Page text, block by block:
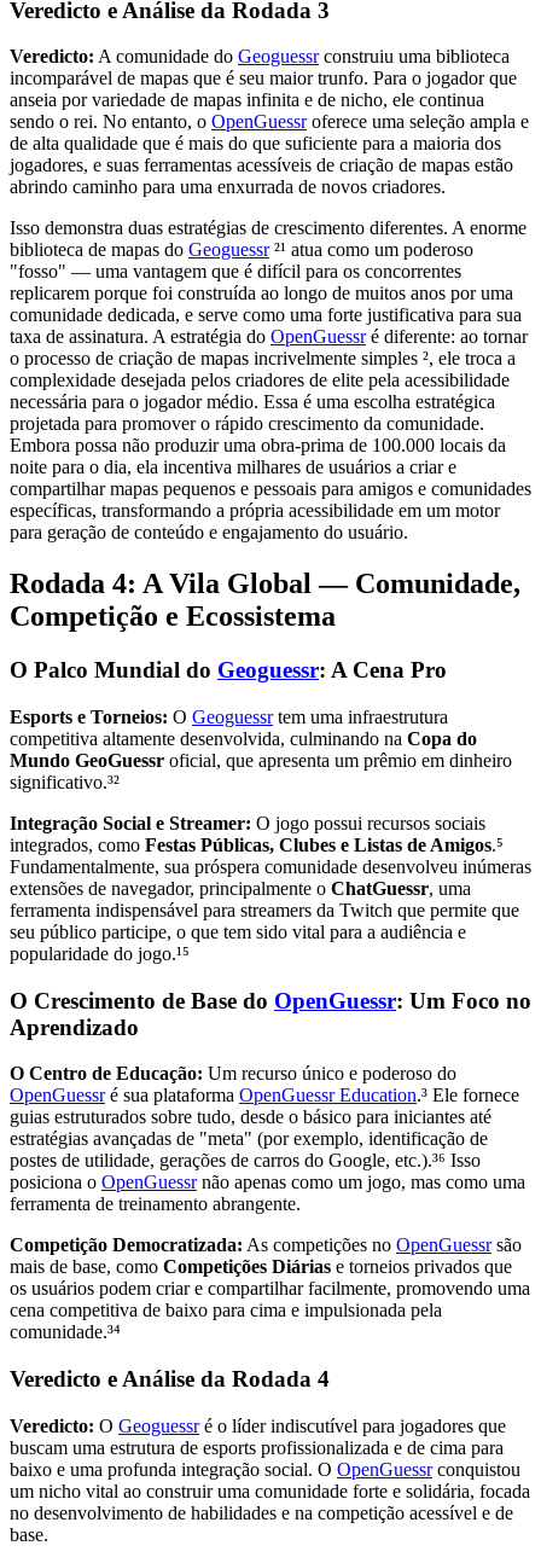
Veredicto e Análise da Rodada 3
Veredicto: A comunidade do Geoguessrconstruiu uma biblioteca
incomparável de mapas que é seu maior trunfo. Para o jogador que
anseia por variedade de mapas infinita e de nicho, ele continua
sendo o rei. No entanto, o OpenGuessroferece uma seleção ampla e
de alta qualidade que é mais do que suficiente para a maioria dos
jogadores, e suas ferramentas acessíveis de criação de mapas estão
abrindo caminho para uma enxurrada de novos criadores.
Isso demonstra duas estratégias de crescimento diferentes. A enorme
biblioteca de mapas do Geoguessr²¹ atua como um poderoso
"fosso" — uma vantagem que é difícil para os concorrentes
replicarem porque foi construída ao longo de muitos anos por uma
comunidade dedicada, e serve como uma forte justificativa para sua
taxa de assinatura. A estratégia do OpenGuessré diferente: ao tornar
o processo de criação de mapas incrivelmente simples ², ele troca a
complexidade desejada pelos criadores de elite pela acessibilidade
necessária para o jogador médio. Essa é uma escolha estratégica
projetada para promover o rápido crescimento da comunidade.
Embora possa não produzir uma obra-prima de 100.000 locais da
noite para o dia, ela incentiva milhares de usuários a criar e
compartilhar mapas pequenos e pessoais para amigos e comunidades
específicas, transformando a própria acessibilidade em um motor
para geração de conteúdo e engajamento do usuário.
Rodada 4: A Vila Global — Comunidade,
Competição e Ecossistema
O Palco Mundial do Geoguessr: A Cena Pro
Esports e Torneios: O Geoguessrtem uma infraestrutura
competitiva altamente desenvolvida, culminando na Copa do
Mundo GeoGuessr oficial, que apresenta um prêmio em dinheiro
significativo.³²
Integração Social e Streamer: O jogo possui recursos sociais
integrados, como Festas Públicas, Clubes e Listas de Amigos.⁵
Fundamentalmente, sua próspera comunidade desenvolveu inúmeras
extensões de navegador, principalmente o ChatGuessr, uma
ferramenta indispensável para streamers da Twitch que permite que
seu público participe, o que tem sido vital para a audiência e
popularidade do jogo.¹⁵
O Crescimento de Base do OpenGuessr: Um Foco no
Aprendizado
O Centro de Educação: Um recurso único e poderoso do
OpenGuessré sua plataforma OpenGuessr Education.³ Ele fornece
guias estruturados sobre tudo, desde o básico para iniciantes até
estratégias avançadas de "meta" (por exemplo, identificação de
postes de utilidade, gerações de carros do Google, etc.).³⁶ Isso
posiciona o OpenGuessrnão apenas como um jogo, mas como uma
ferramenta de treinamento abrangente.
Competição Democratizada: As competições no OpenGuessrsão
mais de base, como Competições Diárias e torneios privados que
os usuários podem criar e compartilhar facilmente, promovendo uma
cena competitiva de baixo para cima e impulsionada pela
comunidade.³⁴
Veredicto e Análise da Rodada 4
Veredicto: O Geoguessré o líder indiscutível para jogadores que
buscam uma estrutura de esports profissionalizada e de cima para
baixo e uma profunda integração social. O OpenGuessrconquistou
um nicho vital ao construir uma comunidade forte e solidária, focada
no desenvolvimento de habilidades e na competição acessível e de
base.